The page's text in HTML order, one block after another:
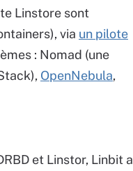
Linstore sont
via un pilote
: Nomad (une
OpenNebula,
et Linstor, Linbit a